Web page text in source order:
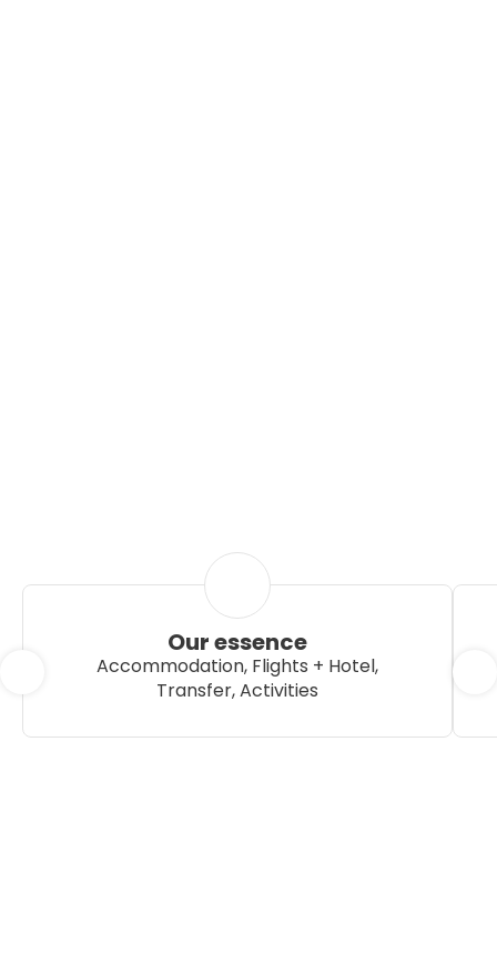
Our essence
Accommodation, Flights + Hotel,
Transfer, Activities